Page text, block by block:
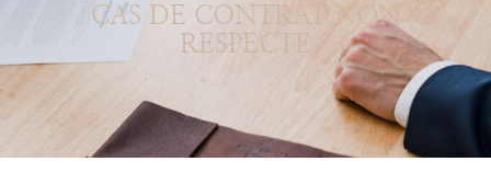
CAS DE CONTRAT NON
RESPECTE